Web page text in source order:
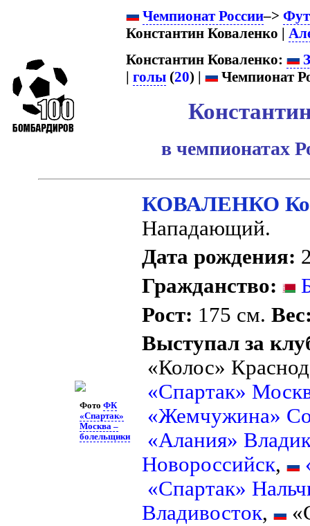
Чемпионат России–>
Константин Коваленко |
Константин Коваленко:
| голы (20) | Чемпионат
в чемпионатах
Фото ФК
«Спартак»
Москва –
болельщики
КОВАЛЕНКО
Нападающий.
Дата рождения:
Гражданство:
Рост: 175 см.
Выступал за
«Колос»
«Спартак»
«Жемчужина»
«Алания»
Новороссийск,
«Спартак»
Владивосток,